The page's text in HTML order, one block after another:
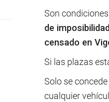
Son
de
censado en
Si las plazas
Solo se
cualquier